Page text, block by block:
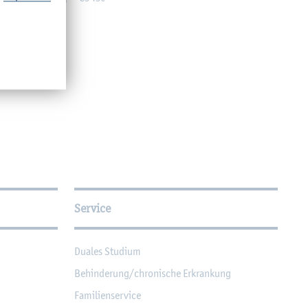
Service
Dua­les Stu­di­um
Be­hin­de­rung/chro­ni­sche Er­kran­kung
Fa­mi­li­en­ser­vice